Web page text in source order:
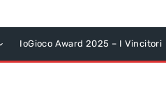
IoGioco Award 2025 – I Vincitori